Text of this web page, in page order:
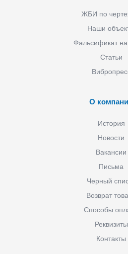
ЖБИ по
Наши
Фальсификат
Статьи
О
История
Новости
Вакансии
Письма
Черный
Возврат
Способы
Реквизиты
Контакты